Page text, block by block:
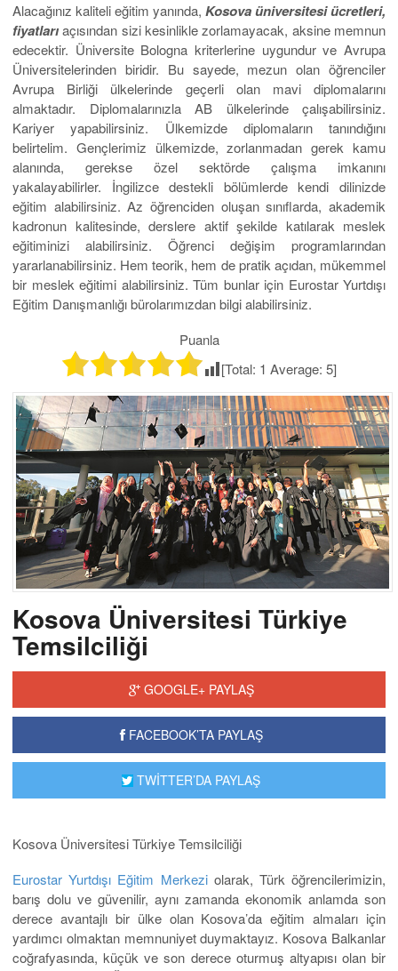
Alacağınız kaliteli eğitim yanında, Kosova üniversitesi ücretleri,
fiyatlarıaçısından sizi kesinlikle zorlamayacak, aksine memnun
edecektir. Üniversite Bologna kriterlerine uygundur ve Avrupa
Üniversitelerinden biridir. Bu sayede, mezun olan öğrenciler
Avrupa Birliği ülkelerinde geçerli olan mavi diplomalarını
almaktadır. Diplomalarınızla AB ülkelerinde çalışabilirsiniz.
Kariyer yapabilirsiniz. Ülkemizde diplomaların tanındığını
belirtelim. Gençlerimiz ülkemizde, zorlanmadan gerek kamu
alanında, gerekse özel sektörde çalışma imkanını
yakalayabilirler. İngilizce destekli bölümlerde kendi dilinizde
eğitim alabilirsiniz. Az öğrenciden oluşan sınıflarda, akademik
kadronun kalitesinde, derslere aktif şekilde katılarak meslek
eğitiminizi alabilirsiniz. Öğrenci değişim programlarından
yararlanabilirsiniz. Hem teorik, hem de pratik açıdan, mükemmel
bir meslek eğitimi alabilirsiniz. Tüm bunlar için Eurostar Yurtdışı
Eğitim Danışmanlığı bürolarımızdan bilgi alabilirsiniz.
Puanla
[Total: 1 Average: 5]
Kosova Üniversitesi Türkiye
Temsilciliği
GOOGLE+ PAYLAŞ
FACEBOOK’TA PAYLAŞ
TWİTTER’DA PAYLAŞ
Kosova Üniversitesi Türkiye Temsilciliği
Eurostar Yurtdışı Eğitim Merkeziolarak, Türk öğrencilerimizin,
barış dolu ve güvenilir, aynı zamanda ekonomik anlamda son
derece avantajlı bir ülke olan Kosova’da eğitim almaları için
yardımcı olmaktan memnuniyet duymaktayız. Kosova Balkanlar
coğrafyasında, küçük ve son derece oturmuş altyapısı olan bir